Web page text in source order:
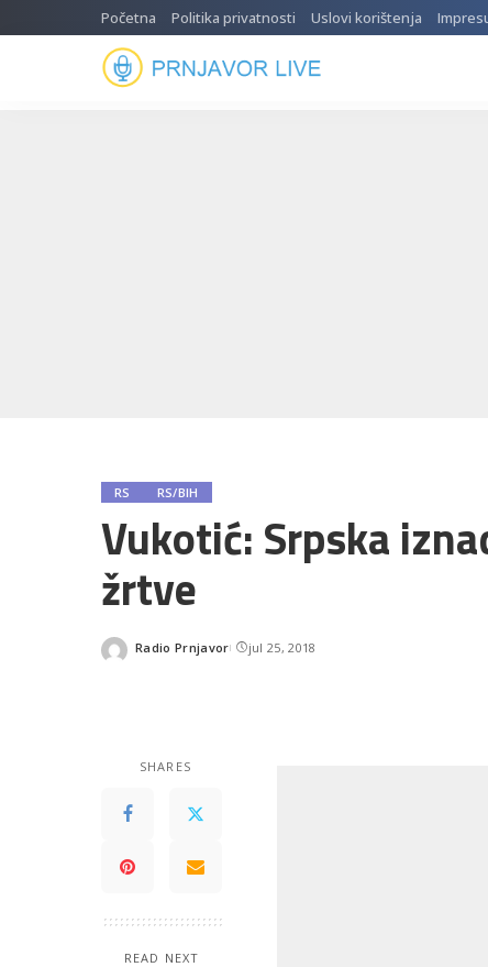
Početna Politika privatnosti Uslovi korištenja
RS RS/BIH
Vukotić: Srpska
žrtve
Posted
Radio Prnjavor jul 25, 2018
SHARES
READ NEXT